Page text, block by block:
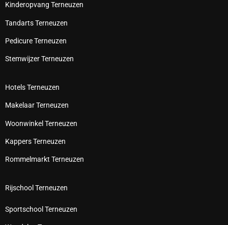
Kinderopvang Terneuzen
Tandarts Terneuzen
Pedicure Terneuzen
Stemwijzer Terneuzen
Hotels Terneuzen
Makelaar Terneuzen
Woonwinkel Terneuzen
Kappers Terneuzen
Rommelmarkt Terneuzen
Rijschool Terneuzen
Sportschool Terneuzen